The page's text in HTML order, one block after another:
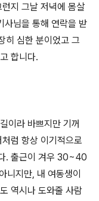
지 그날 저녁에 몸살
사님을 통해 연락을 받
히 심한 분이었고 그
합니다.
이라 바쁘지만 기꺼
럼 항상 이기적으로
. 출근이 겨우 30~40
니지만, 내 여동생이
역시나 도와줄 사람